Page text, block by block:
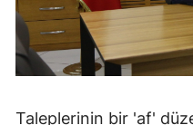
Taleplerinin bir 'af'